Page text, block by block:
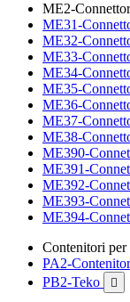
ME2-
ME31-
ME32-
ME33-
ME34-
ME35-
ME36-
ME37-
ME38-
ME390-
ME391-
ME392-
ME393-
ME394-
Contenitori per
PA2-
PB2-Teko
